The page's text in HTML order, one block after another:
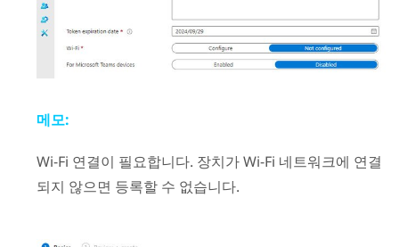
메모:
Wi‍-Fi 연결이 필요합니다. 장치가Wi‍-Fi 네트워크에 연결
되지 않으면 등록할 수 없습니다.